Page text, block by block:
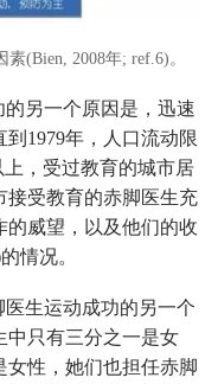
(Bien, 2008年; ref.6)。
另一个原因是，迅速
1979年，人口流动限
，受过教育的城市居
接受教育的赤脚医生充
威望，以及他们的收
情况。
生运动成功的另一个
中只有三分之一是女
性，她们也担任赤脚